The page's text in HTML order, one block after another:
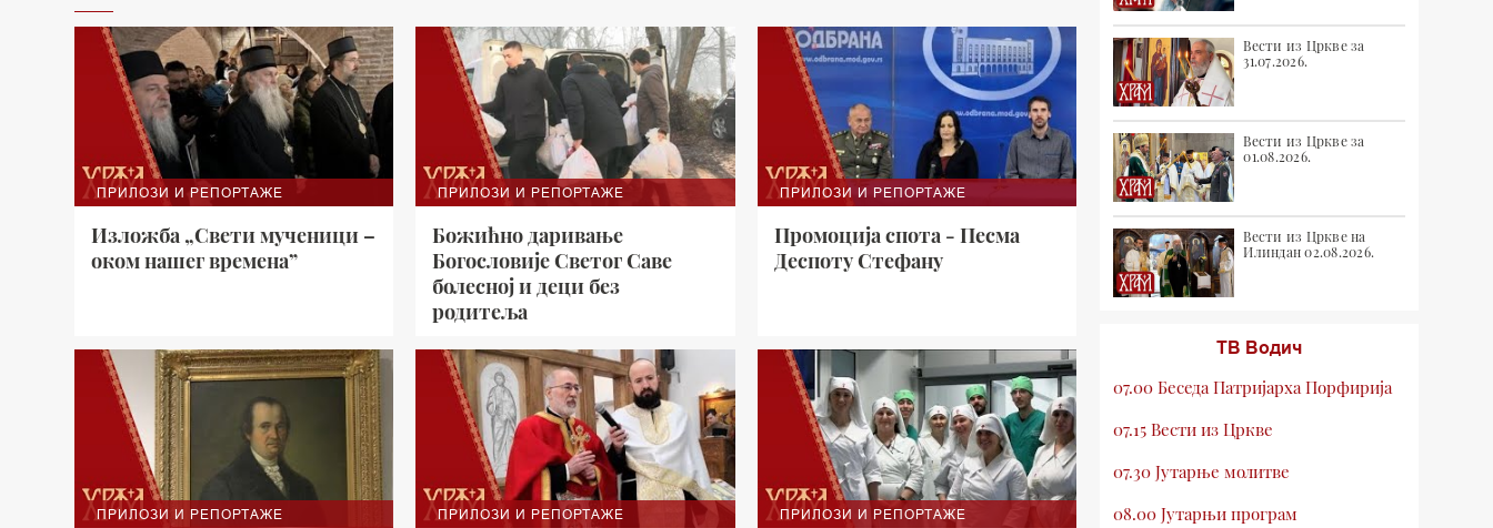
ПРИЛОЗИ И РЕПОРТАЖЕ
Изложба „Свети мученици –
оком нашег времена”
ПРИЛОЗИ И РЕПОРТАЖЕ
Божићно даривање
Богословије Светог Саве
болесној и деци без
родитеља
ПРИЛОЗИ И РЕПОРТАЖЕ
Промоција спота - Песма
Деспоту Стефану
ПРИЛОЗИ И РЕПОРТАЖЕ ПРИЛОЗИ И РЕПОРТАЖЕ ПРИЛОЗИ И РЕПОРТАЖЕ
Вести из Цркве за
31.07.2026.
Вести из Цркве за
01.08.2026.
Вести из Цркве на
Илиндан 02.08.2026.
ТВ Водич
07.00 Беседа Патријарха Порфирија
07.15 Вести из Цркве
07.30 Јутарње молитве
08.00 Јутарњи програм